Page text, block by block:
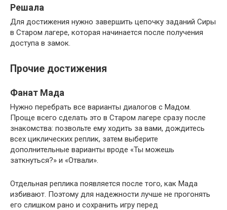
Решала
Для достижения нужно завершить цепочку заданий Сиры
в Старом лагере, которая начинается после получения
доступа в замок.
Прочие достижения
Фанат Мада
Нужно перебрать все варианты диалогов с Мадом.
Проще всего сделать это в Старом лагере сразу после
знакомства: позвольте ему ходить за вами, дождитесь
всех циклических реплик, затем выберите
дополнительные варианты вроде «Ты можешь
заткнуться?» и «Отвали».
Отдельная реплика появляется после того, как Мада
избивают. Поэтому для надежности лучше не прогонять
его слишком рано и сохранить игру перед